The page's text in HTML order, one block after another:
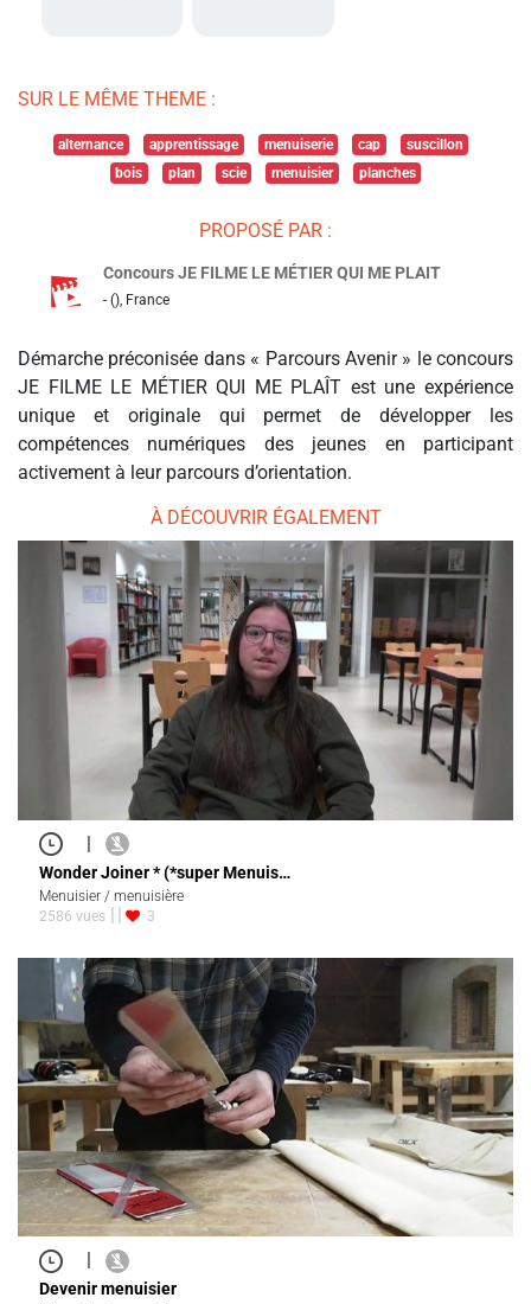
SUR LE MÊME THEME :
alternance apprentissage menuiserie cap
suscillon
bois
plan scie menuisier planches
PROPOSÉ PAR :
Concours JE FILME LE MÉTIER QUI ME PLAIT
- (), France
Démarche préconisée dans « Parcours Avenir » le concours
JE FILME LE MÉTIER QUI ME PLAÎT est une expérience
unique et originale qui permet de développer les
compétences numériques des jeunes en participant
activement à leur parcours d’orientation.
À DÉCOUVRIR ÉGALEMENT
|
Wonder Joiner * (*super Menuis…
Menuisier / menuisière
2586 vues
3
|
Devenir menuisier